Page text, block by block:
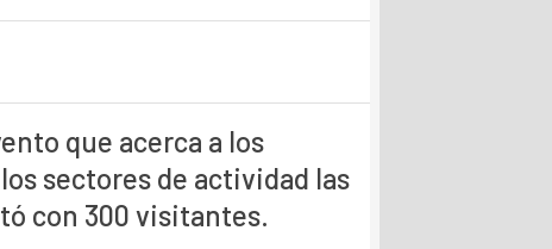
que acerca a los
sectores de actividad las
con 300 visitantes.